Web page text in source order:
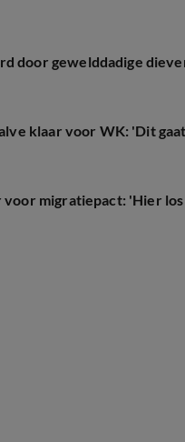
door gewelddadige
klaar voor WK: 'Dit
migratiepact: 'Hier